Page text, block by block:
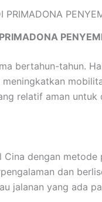
bertahun-tahun.
relatif aman untuk
dengan
dan
jalanan yang ada